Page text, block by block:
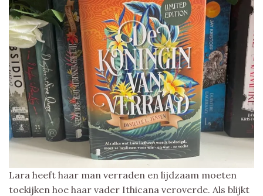
Lara heeft haar man verraden en lijdzaam moeten
toekijken hoe haar vader Ithicana veroverde. Als blijkt